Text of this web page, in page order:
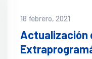
18 febrero, 2021
Actualización